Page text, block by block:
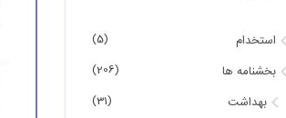
استخدام (5)
بخشنامه ها (206)
بهداشت (31)